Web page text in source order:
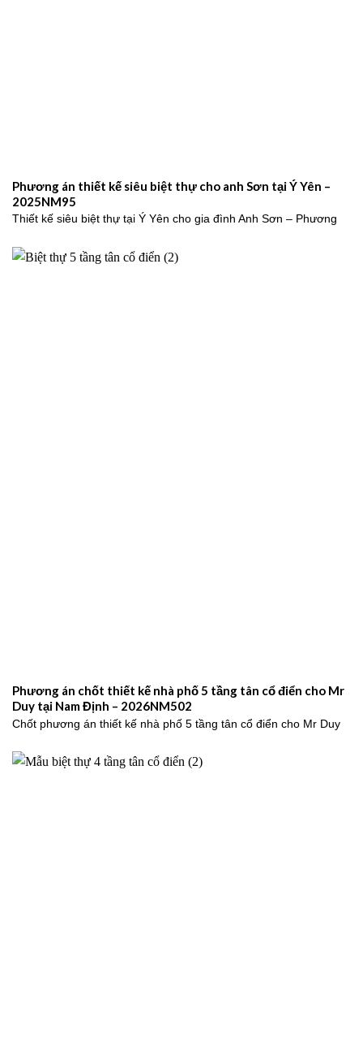
Phương án thiết kế siêu biệt thự cho anh Sơn tại Ý Yên –
2025NM95
Thiết kế siêu biệt thự tại Ý Yên cho gia đình Anh Sơn – Phương
Phương án chốt thiết kế nhà phố 5 tầng tân cổ điển cho Mr
Duy tại Nam Định – 2026NM502
Chốt phương án thiết kế nhà phố 5 tầng tân cổ điển cho Mr Duy